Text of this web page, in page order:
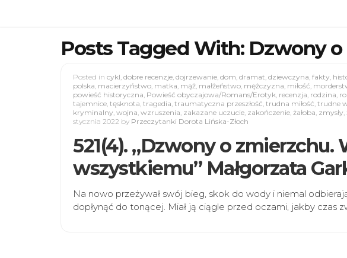
Posts Tagged With: Dzwony
Posted in cykl, dobre recenzje, dojrzewanie, dom, dramat, dziewczyna, fakty,
polska, macierzyństwo, matka, mąż, małżeństwo, mężczyzna, miłość,
powieść historyczna, Powieść obyczajowa/Romans/Erotyk, recenzja, rodzina,
tajemnice, tęsknota, tragedia, traumatyczna przeszłość, trudna miłość, trudne
kryminalny, wojna, wzruszenia, zakazane uczucie, zakończenie, żałoba, zmysły,
stycznia 2022 by Przeczytanki Dorota Lińska-Złoch
521(4). „Dzwony o zmierzchu.
wszystkiemu” Małgorzata
Na nowo przeżywał swój bieg, skok do wody i niemal
dopłynąć do tonącej. Miał ją ciągle przed oczami, jakby czas